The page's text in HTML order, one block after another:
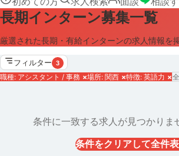
長期インターン募集一覧
厳選された長期・有給インターンの求人情報を
フィルター 3
職種: アシスタント / 事務 ×場所: 関西 ×特徴: 英語力 ×
条件に一致する求人が見つかりま
条件をクリアして全件